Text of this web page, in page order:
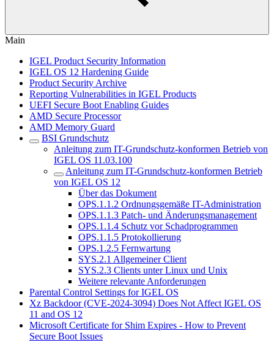
Main
IGEL Product Security Information
IGEL OS 12 Hardening Guide
Product Security Archive
Reporting Vulnerabilities in IGEL Products
UEFI Secure Boot Enabling Guides
AMD Secure Processor
AMD Memory Guard
BSI Grundschutz
Anleitung zum IT-Grundschutz-konformen Betrieb von
IGEL OS 11.03.100
Anleitung zum IT-Grundschutz-konformen Betrieb
von IGEL OS 12
Über das Dokument
OPS.1.1.2 Ordnungsgemäße IT-Administration
OPS.1.1.3 Patch- und Änderungsmanagement
OPS.1.1.4 Schutz vor Schadprogrammen
OPS.1.1.5 Protokollierung
OPS.1.2.5 Fernwartung
SYS.2.1 Allgemeiner Client
SYS.2.3 Clients unter Linux und Unix
Weitere relevante Anforderungen
Parental Control Settings for IGEL OS
Xz Backdoor (CVE-2024-3094) Does Not Affect IGEL OS
11 and OS 12
Microsoft Certificate for Shim Expires - How to Prevent
Secure Boot Issues